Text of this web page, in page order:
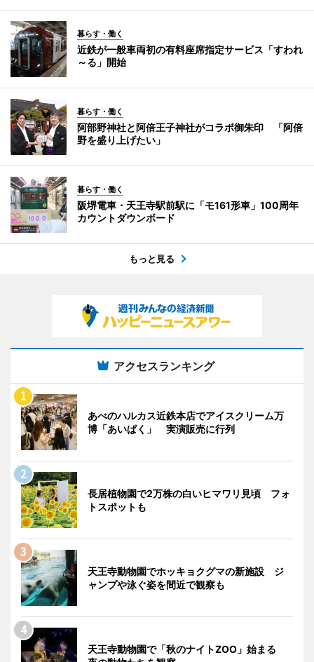
暮らす・働く
近鉄が一般車両初の有料座席指定サービス「すわれ
～る」開始
暮らす・働く
阿部野神社と阿倍王子神社がコラボ御朱印 「阿倍
野を盛り上げたい」
暮らす・働く
阪堺電車・天王寺駅前駅に「モ161形車」100周年
カウントダウンボード
もっと見る
アクセスランキング
あべのハルカス近鉄本店でアイスクリーム万
博「あいぱく」 実演販売に行列
長居植物園で2万株の白いヒマワリ見頃 フォ
トスポットも
天王寺動物園でホッキョクグマの新施設 ジ
ャンプや泳ぐ姿を間近で観察も
天王寺動物園で「秋のナイトZOO」始まる